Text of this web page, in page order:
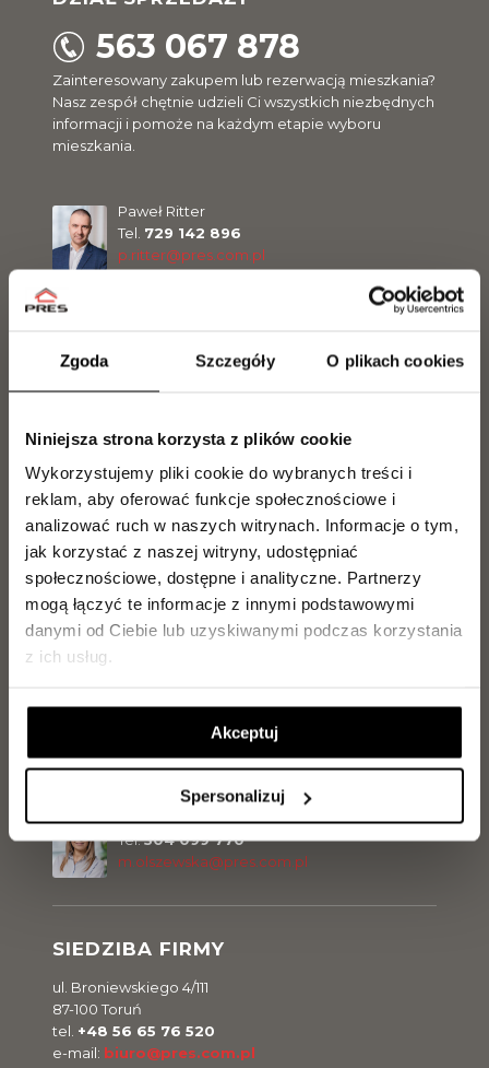
Zgoda Szczegóły O plikach cookies
Niniejsza strona korzysta z plików cookie
Wykorzystujemy pliki cookie do wybranych treści i
reklam, aby oferować funkcje społecznościowe i
analizować ruch w naszych witrynach. Informacje o tym,
jak korzystać z naszej witryny, udostępniać
społecznościowe, dostępne i analityczne. Partnerzy
mogą łączyć te informacje z innymi podstawowymi
danymi od Ciebie lub uzyskiwanymi podczas korzystania
z ich usług.
Akceptuj
Spersonalizuj
SIEDZIBA FIRMY
ul. Broniewskiego 4/111
87-100 Toruń
tel. +48 56 65 76 520
e-mail: biuro@pres.com.pl
563 067 878
Zainteresowany zakupem lub rezerwacją mieszkania?
Nasz zespół chętnie udzieli Ci wszystkich niezbędnych
informacji i pomoże na każdym etapie wyboru
mieszkania.
Paweł Ritter
Tel. 729 142 896
p.ritter@pres.com.pl
729 142 897
j.kilanowski@pres.com.pl
Jarosław Makowiecki
Tel.889 889 056
j.makowiecki@pres.com.pl
Marcel Olszewski
Tel.
500 300 056
m.olszewski@pres.com.pl
s.malinowski@pres.com.pl
Magdalena Olszewska
Tel.504 099 770
m.olszewska@pres.com.pl